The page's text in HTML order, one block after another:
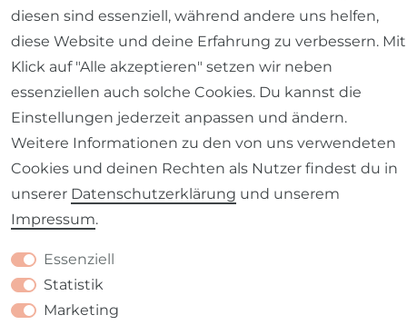
Impressum Daten­schutz­erklärung AGB
Barrierefreiheitserklärung Widerrufs­recht
diesen sind essenziell, während andere uns helfen,
diese Website und deine Erfahrung zu verbessern. Mit
Klick auf "Alle akzeptieren" setzen wir neben
essenziellen auch solche Cookies. Du kannst die
Einstellungen jederzeit anpassen und ändern.
Weitere Informationen zu den von uns verwendeten
Cookies und deinen Rechten als Nutzer findest du in
unserer Daten­schutz­erklärung und unserem
Impressum.
Essenziell
Statistik
Marketing